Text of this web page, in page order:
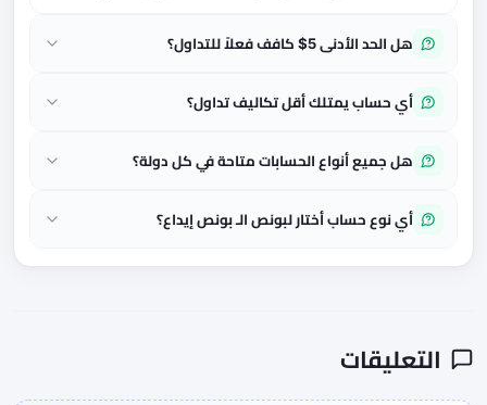
هل الحد الأدنى 5$ كافف فعلاً للتداول؟
أي حساب يمتلك أقل تكاليف تداول؟
هل جميع أنواع الحسابات متاحة في كل دولة؟
أي نوع حساب أختار لبونص الـ بونص إيداع؟
التعليقات